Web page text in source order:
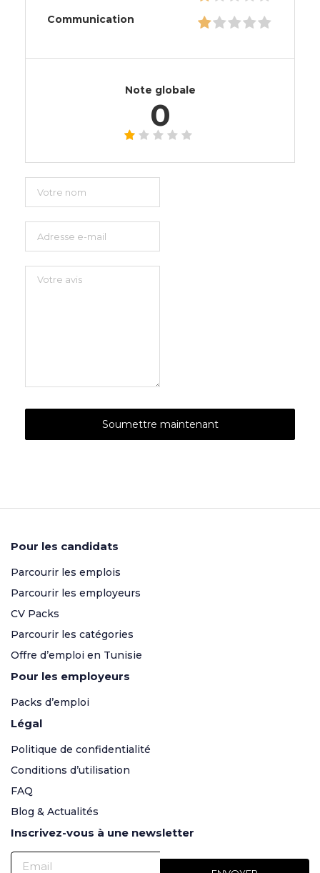
Communication
Note globale
0
Pour les candidats
Parcourir les emplois
Parcourir les employeurs
CV Packs
Parcourir les catégories
Offre d’emploi en Tunisie
Pour les employeurs
Packs d’emploi
Légal
Politique de confidentialité
Conditions d’utilisation
FAQ
Blog & Actualités
Inscrivez-vous à une newsletter